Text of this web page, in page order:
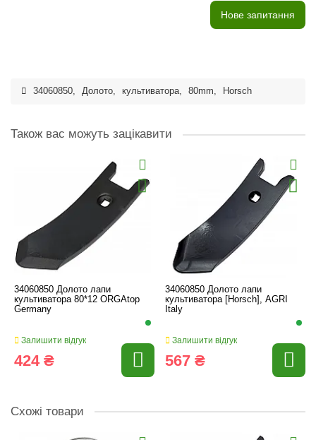
Нове запитання
34060850, Долото, культиватора, 80mm, Horsch
Також вас можуть зацікавити
34060850 Долото лапи
культиватора 80*12 ORGAtop
Germany
Залишити відгук
424 ₴
34060850 Долото лапи
культиватора [Horsch], AGRI
Italy
Залишити відгук
567 ₴
Схожі товари